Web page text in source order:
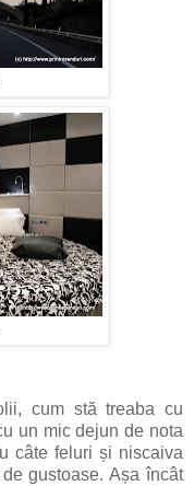
cum stă treaba cu
un mic dejun de nota
câte feluri și niscaiva
gustoase. Așa încât